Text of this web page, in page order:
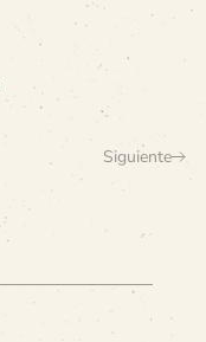
Siguiente